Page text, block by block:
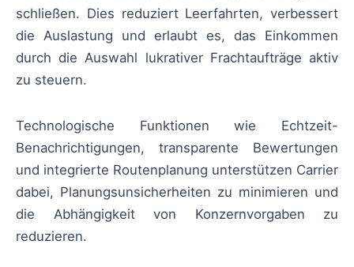
schließen. Dies reduziert Leerfahrten, verbessert
die Auslastung und erlaubt es, das Einkommen
durch die Auswahl lukrativer Frachtaufträge aktiv
zu steuern.
Technologische Funktionen wie Echtzeit-
Benachrichtigungen, transparente Bewertungen
und integrierte Routenplanung unterstützen Carrier
dabei, Planungsunsicherheiten zu minimieren und
die Abhängigkeit von Konzernvorgaben zu
reduzieren.